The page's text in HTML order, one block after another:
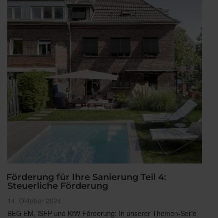
Förderung für Ihre Sanierung Teil 4:
Steuerliche Förderung
Veröffentlicht
am
14. Oktober 2024
BEG EM, iSFP und KfW Förderung: In unserer Themen-Serie